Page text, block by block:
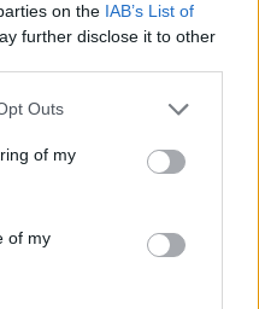
on the IAB’s List of
further disclose it to other
uses one or more Google
You may click to
its third-party tags to
purposes in below Google
Outs
of my
of my
View Replies(1)
Member
deutsch-